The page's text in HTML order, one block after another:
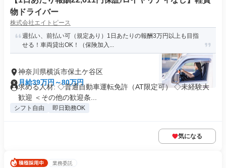
物ドライバー
株式会社エイトピース
週払い、前払い可（規定あり）1日あたりの報酬3万円以上も目指
せる！車両貸出OK！（保険加入...
神奈川県横浜市保土ケ谷区
月給39万円～80万円
求める人材: ◇普通自動車運転免許（AT限定可） ◇未経験大
歓迎 ＜その他の歓迎条...
シフト自由 即日勤務OK
気になる
業務委託